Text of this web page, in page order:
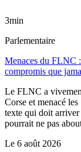
3min
Parlementaire
Menaces du FLNC
compromis que
Le FLNC a
Corse et menacé
texte qui doit arriver
pourrait ne pas
Le 6 août 2026